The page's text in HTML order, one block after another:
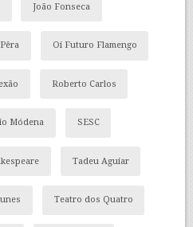
João Fonseca
Oi Futuro Flamengo
Roberto Carlos
Módena SESC
Tadeu Aguiar
Teatro dos Quatro